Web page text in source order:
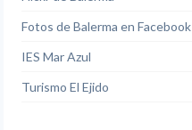
Fotos de Balerma en Facebook
IES Mar Azul
Turismo El Ejido